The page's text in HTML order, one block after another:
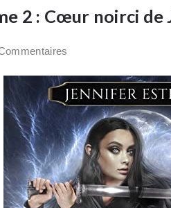
2 : Cœur noirci